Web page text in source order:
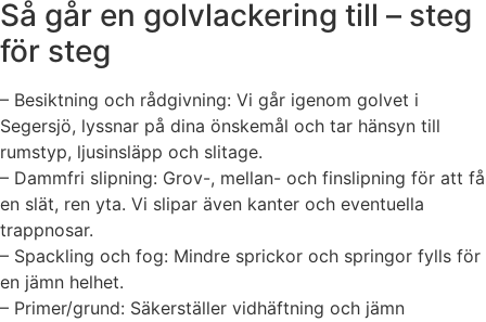
Så går en golvlackering till – steg
för steg
– Besiktning och rådgivning: Vi går igenom golvet i
Segersjö, lyssnar på dina önskemål och tar hänsyn till
rumstyp, ljusinsläpp och slitage.
– Dammfri slipning: Grov-, mellan- och finslipning för att få
en slät, ren yta. Vi slipar även kanter och eventuella
trappnosar.
– Spackling och fog: Mindre sprickor och springor fylls för
en jämn helhet.
– Primer/grund: Säkerställer vidhäftning och jämn